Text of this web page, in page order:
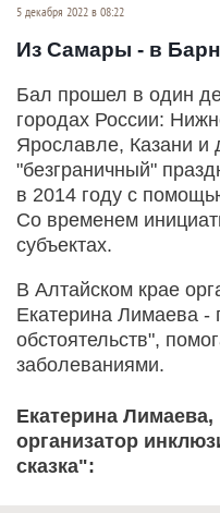
5 декабря 2022 в 08:22
Из Самары - в
Бал прошел в один
городах России:
Ярославле, Казани и
"безграничный"
в 2014 году с
Со временем
субъектах.
В Алтайском крае
Екатерина Лимаева
обстоятельств",
заболеваниями.
Екатерина Лимаева,
организатор
сказка":